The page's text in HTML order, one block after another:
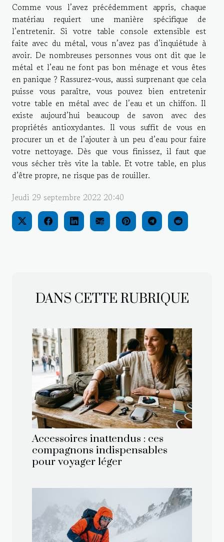
Comme vous l’avez précédemment appris, chaque
matériau requiert une manière spécifique de
l’entretenir. Si votre table console extensible est
faite avec du métal, vous n’avez pas d’inquiétude à
avoir. De nombreuses personnes vous ont dit que le
métal et l’eau ne font pas bon ménage et vous êtes
en panique ? Rassurez-vous, aussi surprenant que cela
puisse vous paraître, vous pouvez bien entretenir
votre table en métal avec de l’eau et un chiffon. Il
existe aujourd’hui beaucoup de savon avec des
propriétés antioxydantes. Il vous suffit de vous en
procurer un et de l’ajouter à un peu d’eau pour faire
votre nettoyage. Dès que vous finissez, il faut que
vous sécher très vite la table. Et votre table, en plus
d’être propre, ne risque pas de rouiller.
Jeudi 29 septembre 2022 20:40
DANS CETTE RUBRIQUE
Accessoires inattendus : ces
compagnons indispensables
pour voyager léger